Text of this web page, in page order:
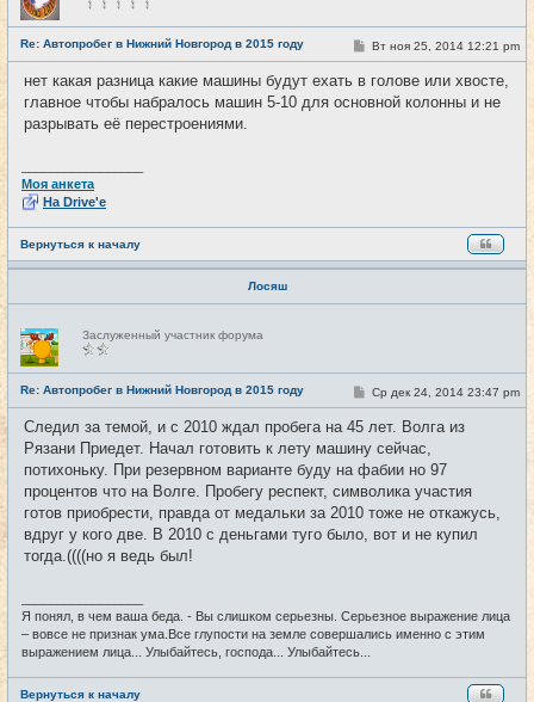
в
с
е
т
и
Re: Автопробег в Нижний Новгород в 2015 году #22
С
о
б
щ
Вт ноя 25, 2014 12:21 pm
нет какая разница какие машины будут ехать в голове или хвосте,
главное чтобы набралось машин 5-10 для основной колонны и не
разрывать её перестроениями.
Моя анкета
На Drive'e
Вернуться к началу
Лосяш
Н
е
в
с
е
т
и
Заслуженный участник форума
Re: Автопробег в Нижний Новгород в 2015 году #23
С
о
б
щ
н
и
Ср дек 24, 2014 23:47 pm
Следил за темой, и с 2010 ждал пробега на 45 лет. Волга из
Рязани Приедет. Начал готовить к лету машину сейчас,
потихоньку. При резервном варианте буду на фабии но 97
процентов что на Волге. Пробегу респект, символика участия
готов приобрести, правда от медальки за 2010 тоже не откажусь,
вдруг у кого две. В 2010 с деньгами туго было, вот и не купил
тогда.((((но я ведь был!
Я понял, в чем ваша беда. - Вы слишком серьезны. Серьезное выражение лица
– вовсе не признак ума.Все глупости на земле совершались именно с этим
выражением лица... Улыбайтесь, господа... Улыбайтесь...
Вернуться к началу